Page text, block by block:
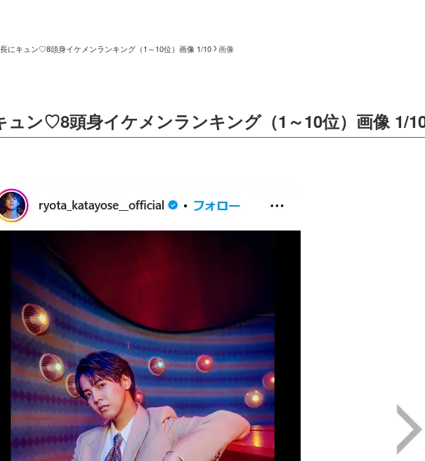
にキュン♡8頭身イケメンランキング（1～10位）画像 1/10 画像
ュン♡8頭身イケメンランキング（1～10位）画像 1/